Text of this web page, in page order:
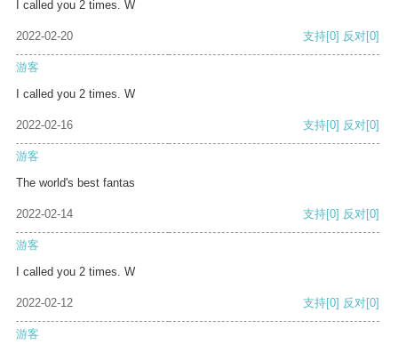
I called you 2 times. W
2022-02-20 支持[0] 反对[0]
游客
I called you 2 times. W
2022-02-16 支持[0] 反对[0]
游客
The world's best fantas
2022-02-14 支持[0] 反对[0]
游客
I called you 2 times. W
2022-02-12 支持[0] 反对[0]
游客